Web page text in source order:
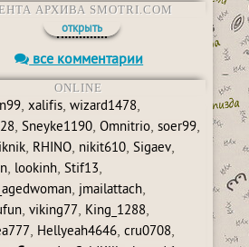
АРХИВА SMOTRI.COM
открыть
все комментарии
ONLINE
, xalifis, wizard1478,
, Sneyke1190, Omnitrio, soer99,
, RHINO, nikit610, Sigaev,
, lookinh, Stif13,
, jmailattach,
, viking77, King_1288,
, Hellyeah4646, cru0708,